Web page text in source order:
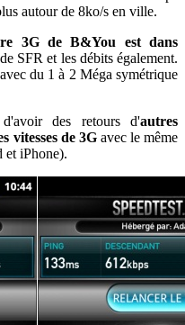
autour de 8ko/s en ville.
3G de B&You est dans
SFR et les débits également.
du 1 à 2 Méga symétrique
des retours d'autres
vitesses de 3Gavec le même
et iPhone).